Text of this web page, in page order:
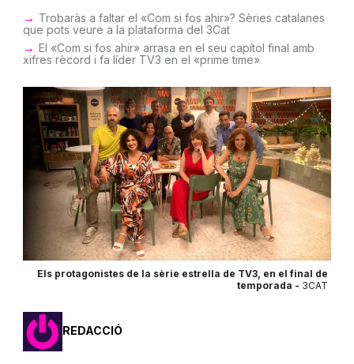
Trobaràs a faltar el «Com si fos ahir»? Sèries catalanes
que pots veure a la plataforma del 3Cat
El «Com si fos ahir» arrasa en el seu capítol final amb
xifres rècord i fa líder TV3 en el «prime time»
Els protagonistes de la sèrie estrella de TV3, en el final de
temporada - 3CAT
REDACCIÓ